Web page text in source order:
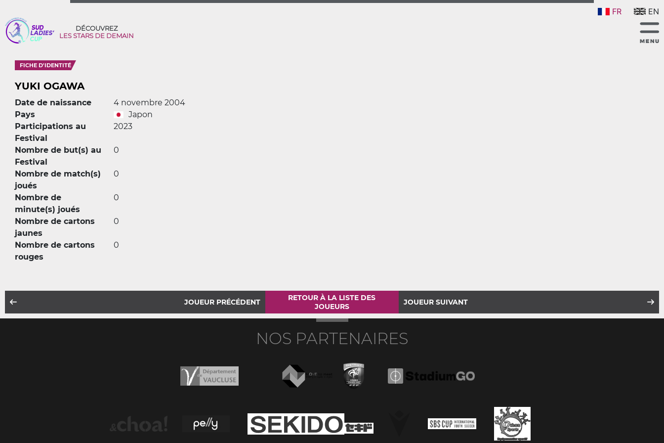
FR EN
DÉCOUVREZ
LES STARS DE DEMAIN
FICHE D'IDENTITÉ
YUKI OGAWA
Date de naissance
4 novembre 2004
Pays
Japon
Participations au
Festival
2023
Nombre de but(s) au
Festival
0
Nombre de match(s)
joués
0
Nombre de
minute(s) joués
0
Nombre de cartons
jaunes
0
Nombre de cartons
rouges
0
JOUEUR PRÉCÉDENT
RETOUR À LA LISTE DES
JOUEURS
JOUEUR SUIVANT
NOS PARTENAIRES